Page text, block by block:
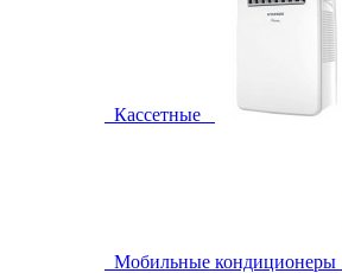
Кассетные
Мобильные кондиционеры